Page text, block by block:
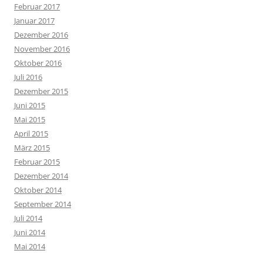
Februar 2017
Januar 2017
Dezember 2016
November 2016
Oktober 2016
Juli 2016
Dezember 2015
Juni 2015
Mai 2015
April 2015
März 2015
Februar 2015
Dezember 2014
Oktober 2014
September 2014
Juli 2014
Juni 2014
Mai 2014